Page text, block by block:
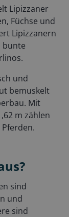
Lipizzaner
Füchse und
Lipizzanern
bunte
und
bemuskelt
Mit
m zählen
sind
und
sind